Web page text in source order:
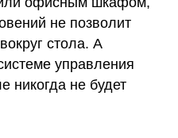
не позволит
стола. А
управления
никогда не будет